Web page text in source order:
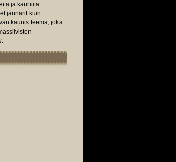
ja kauniita
jännärit kuin
kaunis teema, joka
.